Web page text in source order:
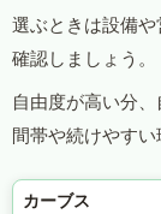
選ぶときは設備
確認しましょう。
自由度が高い分
間帯や続けやすい
カーブス